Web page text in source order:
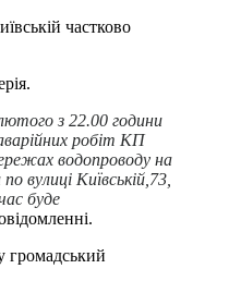
частково
з 22.00 години
робіт КП
водопроводу на
вулиці Київській,73,
буде
громадський